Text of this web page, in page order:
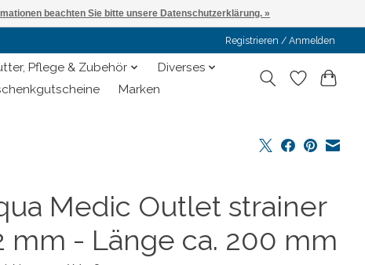
Registrieren / Anmelden
Pflege & Zubehör
Diverses
Marken
Medic Outlet strainer
mm - Länge ca. 200 mm
beachten Sie bitte unsere Datenschutzerklärung. »